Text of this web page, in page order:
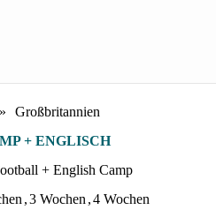
»
Großbritannien
+ ENGLISCH
+ English Camp
,3 Wochen ,4 Wochen